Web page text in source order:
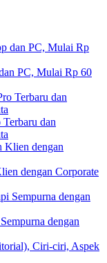
PC, Mulai Rp 60
dan
dengan Corporate
dengan